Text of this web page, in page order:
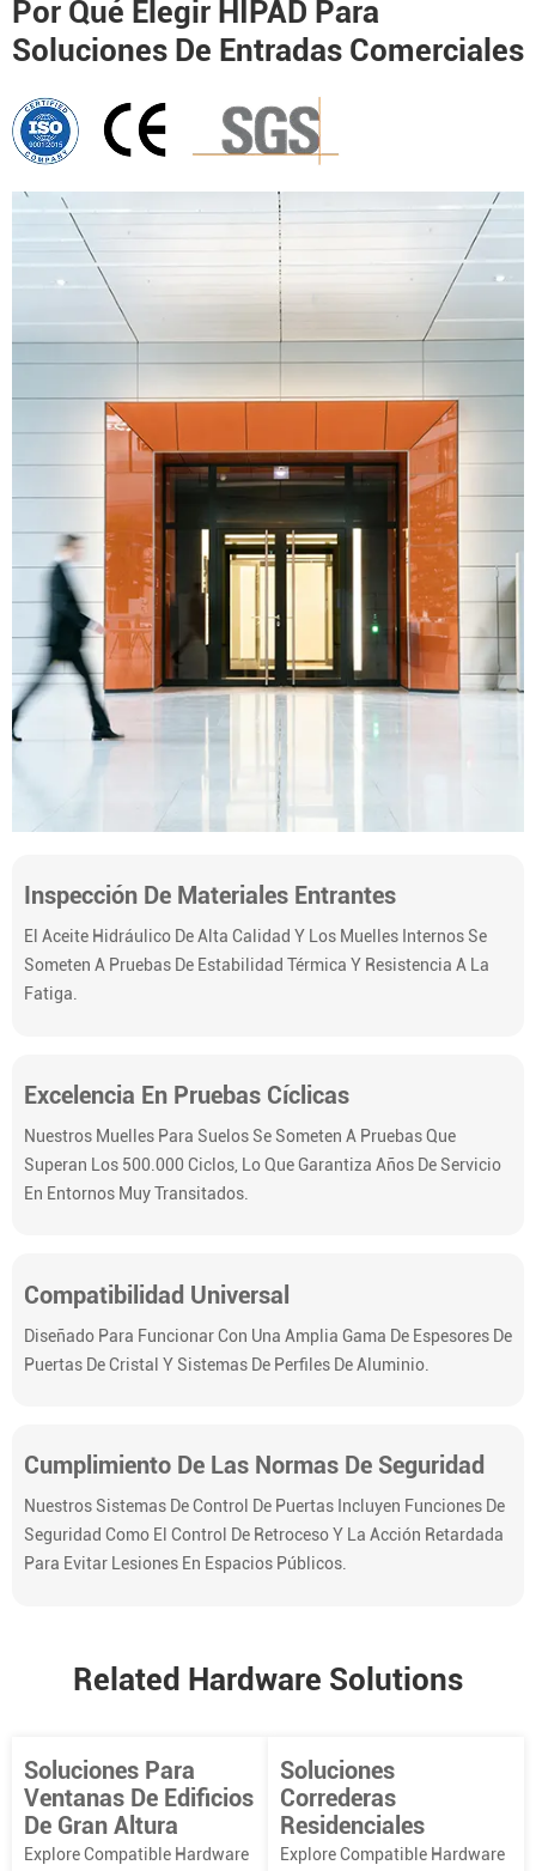
Por Qué Elegir HIPAD Para
Soluciones De Entradas Comerciales
Inspección De Materiales Entrantes
El Aceite Hidráulico De Alta Calidad Y Los Muelles Internos Se
Someten A Pruebas De Estabilidad Térmica Y Resistencia A La
Fatiga.
Excelencia En Pruebas Cíclicas
Nuestros Muelles Para Suelos Se Someten A Pruebas Que
Superan Los 500.000 Ciclos, Lo Que Garantiza Años De Servicio
En Entornos Muy Transitados.
Compatibilidad Universal
Diseñado Para Funcionar Con Una Amplia Gama De Espesores De
Puertas De Cristal Y Sistemas De Perfiles De Aluminio.
Cumplimiento De Las Normas De Seguridad
Nuestros Sistemas De Control De Puertas Incluyen Funciones De
Seguridad Como El Control De Retroceso Y La Acción Retardada
Para Evitar Lesiones En Espacios Públicos.
Related Hardware Solutions
Soluciones Para
Ventanas De Edificios
De Gran Altura
Explore Compatible Hardware
Soluciones
Correderas
Residenciales
Explore Compatible Hardware